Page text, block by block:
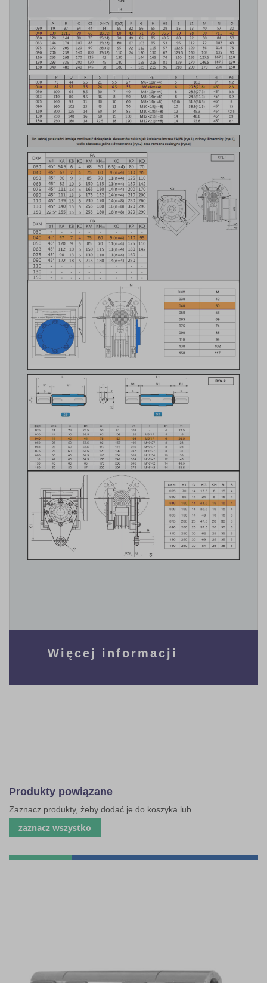
Więcej informacji
Produkty powiązane
Zaznacz produkty, żeby dodać je do koszyka lub
zaznacz wszystko